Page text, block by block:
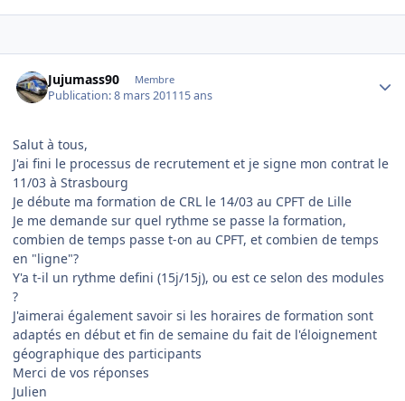
Jujumass90 Membre
Publication:8 mars 201115 ans
Salut à tous,
J'ai fini le processus de recrutement et je signe mon contrat le
11/03 à Strasbourg
Je débute ma formation de CRL le 14/03 au CPFT de Lille
Je me demande sur quel rythme se passe la formation,
combien de temps passe t-on au CPFT, et combien de temps
en "ligne"?
Y'a t-il un rythme defini (15j/15j), ou est ce selon des modules
?
J'aimerai également savoir si les horaires de formation sont
adaptés en début et fin de semaine du fait de l'éloignement
géographique des participants
Merci de vos réponses
Julien